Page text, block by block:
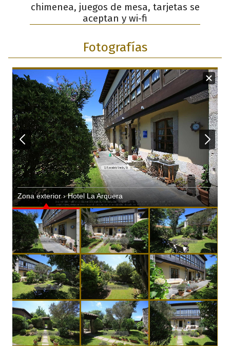
chimenea, juegos de mesa, tarjetas se
aceptan y wi-fi
Fotografías